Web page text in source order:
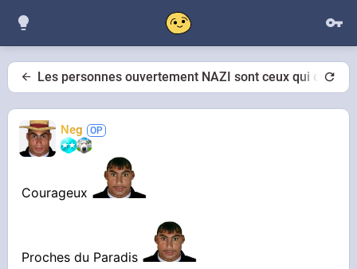
Les personnes ouvertement NAZI sont ceux qui ont le
Neg
Courageux
Proches du Paradis